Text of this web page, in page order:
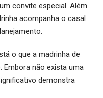
convite especial. Além
acompanha o casal
o que a madrinha de
Embora não exista uma
demonstra